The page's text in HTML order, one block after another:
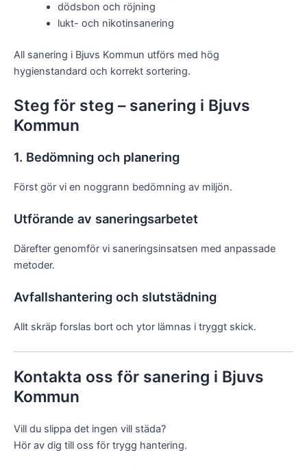
dödsbon och röjning
lukt- och nikotinsanering
All sanering i Bjuvs Kommun utförs med hög
hygienstandard och korrekt sortering.
Steg för steg – sanering i Bjuvs
Kommun
1. Bedömning och planering
Först gör vi en noggrann bedömning av miljön.
Utförande av saneringsarbetet
Därefter genomför vi saneringsinsatsen med anpassade
metoder.
Avfallshantering och slutstädning
Allt skräp forslas bort och ytor lämnas i tryggt skick.
Kontakta oss för sanering i Bjuvs
Kommun
Vill du slippa det ingen vill städa?
Hör av dig till oss för trygg hantering.